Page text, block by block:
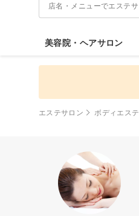
美容院・ヘアサロン
エステサロン ボディエステ